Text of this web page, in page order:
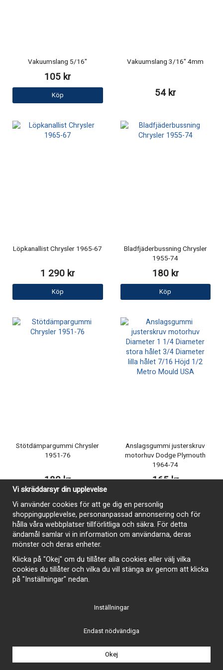
Vakuumslang 5/16"
105 kr
Köp
Vakuumslang 3/16" 4mm
54 kr
Löpkanallist Chrysler 1965-67
1 290 kr
Köp
Bladfjäderbussning Chrysler
1955-74
180 kr
Köp
Stötdämpargummi Chrysler
1951-76
180 kr
Anslagsgummi justerskruv
motorhuv Dodge Plymouth
1964-74
165 kr
nummerplåtsbelysning Dodge
Vi skräddarsyr din upplevelse
Vi använder cookies för att ge dig en personlig
shoppingupplevelse, personanpassad annonsering och för
hålla våra webbplatser tillförlitliga och säkra. För detta
ändamål samlar vi in information om användarna, deras
mönster och deras enheter.
Klicka på "Okej" om du tillåter alla cookies eller välj vilka
cookies du tillåter och vilka du vill stänga av genom att klicka
på "Inställningar" nedan.
Inställningar
Endast nödvändiga
Okej